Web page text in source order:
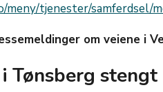
tjenester/samferdsel/
om veiene i